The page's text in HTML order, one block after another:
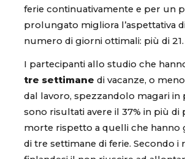
ferie continuativamente e per un
prolungato migliora l’aspettativa di
numero di giorni ottimali: più di 21.
I partecipanti allo studio che
tre settimane di vacanze, o
dal lavoro, spezzandolo magari in
sono risultati avere il 37% in più di
morte rispetto a quelli che hanno
di tre settimane di ferie. Secondo i